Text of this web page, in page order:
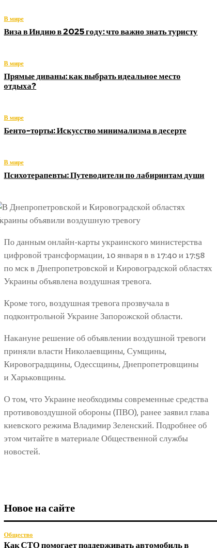
В мире
Виза в Индию в 2025 году: что важно знать туристу
В мире
Прямые диваны: как выбрать идеальное место
отдыха?
В мире
Бенто-торты: Искусство минимализма в десерте
В мире
Психотерапевты: Путеводители по лабиринтам души
По данным онлайн-карты украинского министерства
цифровой трансформации, 10 января в в 17:40 и 17:58
по мск в Днепропетровской и Кировоградской областях
Украины объявлена воздушная тревога.
Кроме того, воздушная тревога прозвучала в
подконтрольной Украине Запорожской области.
Накануне решение об объявлении воздушной тревоги
приняли власти Николаевщины, Сумщины,
Кировоградщины, Одессщины, Днепропетровщины
и Харьковщины.
О том, что Украине необходимы современные средства
противовоздушной обороны (ПВО), ранее заявил глава
киевского режима Владимир Зеленский. Подробнее об
этом читайте в материале Общественной службы
новостей.
Новое на сайте
Общество
Как СТО помогает поддерживать автомобиль в